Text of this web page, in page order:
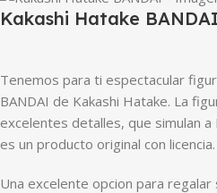
Kakashi Hatake BANDAI
Tenemos para ti espectacular
BANDAI de Kakashi Hatake. La
excelentes detalles, que simulan
es un producto original con licencia.
Una excelente opcion para